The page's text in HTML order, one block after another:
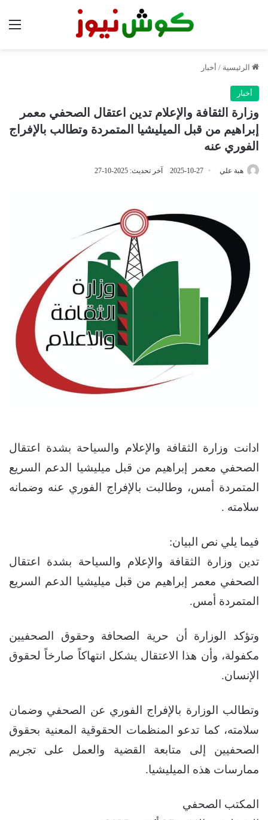
الرئيسية / أخبار
أخبار
وزارة الثقافة والإعلام تدين اعتقال الصحفي معمر
إبراهيم من قبل الميليشيا المتمردة وتطالب بالإفراج
الفوري عنه
هبة علي 2025-10-27 آخر تحديث: 2025-10-27
ادانت وزارة الثقافة والإعلام والسياحة بشدة اعتقال
الصحفي معمر إبراهيم من قبل ميليشيا الدعم السريع
المتمردة أمس، وطالبت بالإفراج الفوري عنه وضمانه
سلامته .
فيما يلي نص البيان:
تدين وزارة الثقافة والإعلام والسياحة بشدة اعتقال
الصحفي معمر إبراهيم من قبل ميليشيا الدعم السريع
المتمردة أمس.
وتؤكد الوزارة أن حرية الصحافة وحقوق الصحفيين
مكفولة، وأن هذا الاعتقال يشكل انتهاكاً صارخاً لحقوق
الإنسان.
وتطالب الوزارة بالإفراج الفوري عن الصحفي وضمان
سلامته، كما تدعو المنظمات الحقوقية المعنية بحقوق
الصحفيين إلى متابعة القضية والعمل على تجريم
ممارسات هذه الميليشيا.
المكتب الصحفي